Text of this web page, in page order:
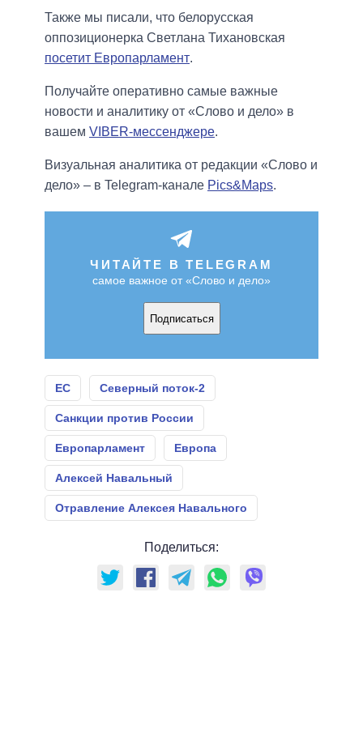
Также мы писали, что белорусская
оппозиционерка Светлана Тихановская
посетит Европарламент.
Получайте оперативно самые важные
новости и аналитику от «Слово и дело» в
вашем VIBER-мессенджере.
Визуальная аналитика от редакции «Слово и
дело» – в Telegram-канале Pics&Maps.
ЧИТАЙТЕ В TELEGRAM
самое важное от «Слово и дело»
Подписаться
ЕС Северный поток-2
Санкции против России
Европарламент Европа
Алексей Навальный
Отравление Алексея Навального
Поделиться: